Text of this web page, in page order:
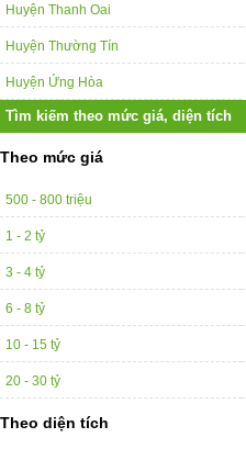
Huyện Thanh Oai
Huyện Thường Tín
Huyện Ứng Hòa
Tìm kiếm theo mức giá, diện tích
Theo mức giá
500 - 800 triệu
1 - 2 tỷ
3 - 4 tỷ
6 - 8 tỷ
10 - 15 tỷ
20 - 30 tỷ
Theo diện tích